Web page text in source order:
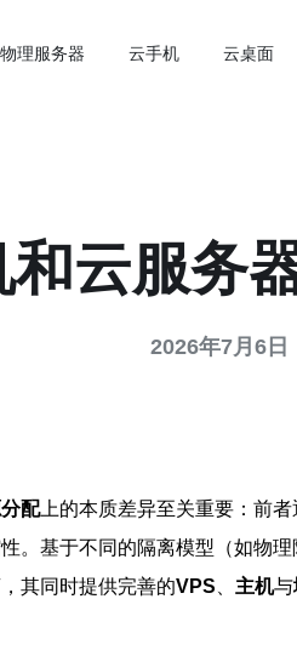
物理服务器 云手机 云桌面
云服务
2026年7月6日
配上的本质差异至关重要：前
。基于不同的隔离模型（如物
其同时提供完善的VPS 主机与